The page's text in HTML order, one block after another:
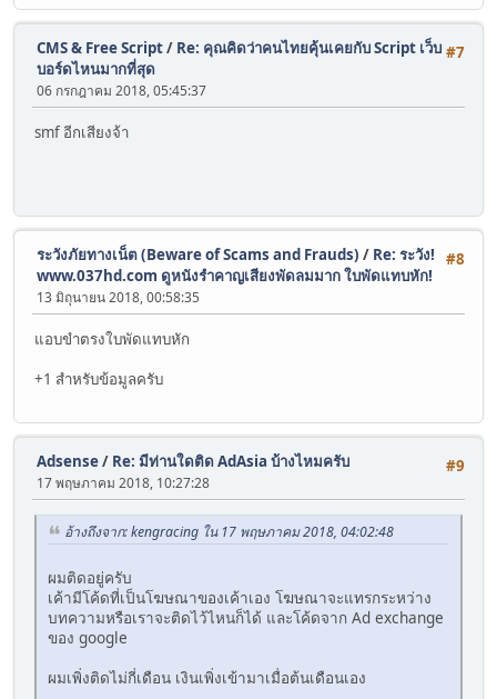
#7
CMS & Free Script/ Re: คุณคิดว่าคนไทยคุ้นเคยกับ Script เว็บ
บอร์ดไหนมากที่สุด
06 กรกฎาคม 2018, 05:45:37
smf อีกเสียงจ้า
#8
ระวังภัยทางเน็ต (Beware of Scams and Frauds) / Re: ระวัง!
www.037hd.com ดูหนังรำคาญเสียงพัดลมมาก ใบพัดแทบหัก!
13 มิถุนายน 2018, 00:58:35
แอบขำตรงใบพัดแทบหัก
+1 สำหรับข้อมูลครับ
#9
Adsense/ Re: มีท่านใดติด AdAsia บ้างไหมครับ
17 พฤษภาคม 2018, 10:27:28
อ้างถึงจาก: kengracing ใน 17 พฤษภาคม 2018, 04:02:48
ผมติดอยู่ครับ
เค้ามีโค้ดที่เป็นโฆษณาของเค้าเอง โฆษณาจะแทรกระหว่าง
บทความหรือเราจะติดไว้ไหนก็ได้ และโค้ดจาก Ad exchange
ของ google
ผมเพิ่งติดไม่กี่เดือน เงินเพิ่งเข้ามาเมื่อต้นเดือนเอง